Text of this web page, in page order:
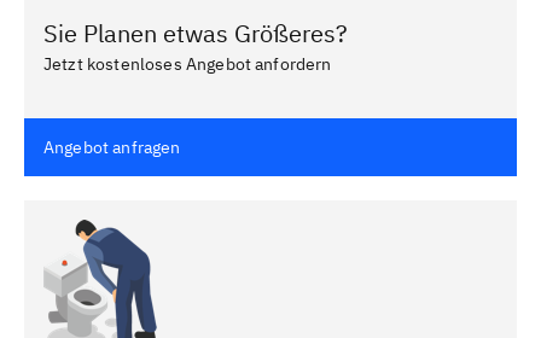
Sie Planen etwas Größeres?
Jetzt kostenloses Angebot anfordern
Angebot anfragen